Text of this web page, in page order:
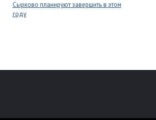
Сырково планируют завершить в этом
году